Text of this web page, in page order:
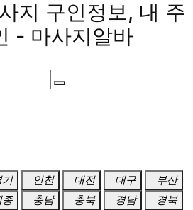
지 구인정보, 내 주
- 마사지알바
기 인천 대전 대구
부산
충남 충북 경남
경북